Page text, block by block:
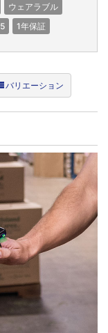
ウェアラブル
1年保証
バリエーション